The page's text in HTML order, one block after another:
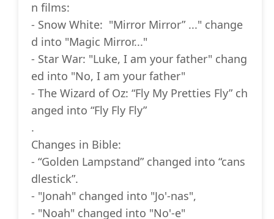
n films:
- Snow White: "Mirror Mirror” ..." change
d into "Magic Mirror..."
- Star War: "Luke, I am your father" chang
ed into "No, I am your father"
- The Wizard of Oz: “Fly My Pretties Fly” ch
anged into “Fly Fly Fly”
.
Changes in Bible:
- “Golden Lampstand” changed into “cans
dlestick”.
- "Jonah" changed into "Jo'-nas",
- "Noah" changed into "No'-e"